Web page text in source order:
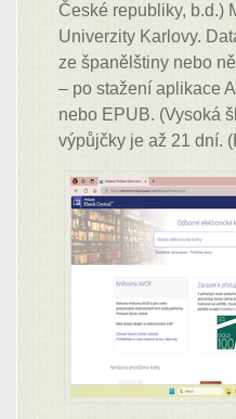
České republiky, b.d.)
Univerzity Karlovy.
ze španělštiny nebo
– po stažení aplikace
nebo EPUB. (Vysoká
výpůjčky je až 21 dní.